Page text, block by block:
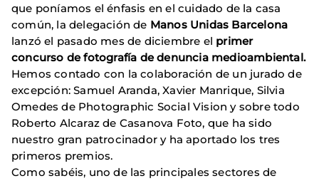
que poníamos el énfasis en el cuidado de la casa
común, la delegación de Manos Unidas Barcelona
lanzó el pasado mes de diciembre el primer
concurso de fotografía de denuncia medioambiental.
Hemos contado con la colaboración de un jurado de
excepción: Samuel Aranda, Xavier Manrique, Silvia
Omedes de Photographic Social Vision y sobre todo
Roberto Alcaraz de Casanova Foto, que ha sido
nuestro gran patrocinador y ha aportado los tres
primeros premios.
Como sabéis, uno de las principales sectores de